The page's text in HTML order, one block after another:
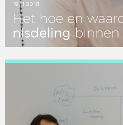
19.11.2018
Het hoe en
nis­de­ling binnen
LEES DIT ARTIKEL